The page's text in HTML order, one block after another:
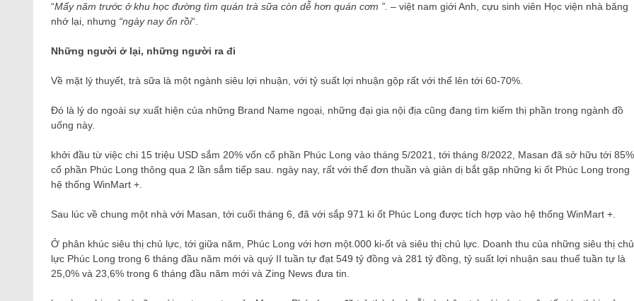
“Mấy năm trước ở khu học đường tìm quán trà sữa còn dễ hơn quán cơm ”. – việt nam giới Anh, cựu sinh viên Học viện nhà băng
nhớ lại, nhưng “ngày nay ổn rồi“.
Những người ở lại, những người ra đi
Về mặt lý thuyết, trà sữa là một ngành siêu lợi nhuận, với tỷ suất lợi nhuận gộp rất với thể lên tới 60-70%.
Đó là lý do ngoài sự xuất hiện của những Brand Name ngoại, những đại gia nội địa cũng đang tìm kiếm thị phần trong ngành đồ
uống này.
khởi đầu từ việc chi 15 triệu USD sắm 20% vốn cổ phần Phúc Long vào tháng 5/2021, tới tháng 8/2022, Masan đã sở hữu tới 85%
cổ phần Phúc Long thông qua 2 lần sắm tiếp sau. ngày nay, rất với thể đơn thuần và giản dị bắt gặp những ki ốt Phúc Long trong
hệ thống WinMart +.
Sau lúc về chung một nhà với Masan, tới cuối tháng 6, đã với sắp 971 ki ốt Phúc Long được tích hợp vào hệ thống WinMart +.
Ở phân khúc siêu thị chủ lực, tới giữa năm, Phúc Long với hơn một.000 ki-ốt và siêu thị chủ lực. Doanh thu của những siêu thị chủ
lực Phúc Long trong 6 tháng đầu năm mới và quý II tuần tự đạt 549 tỷ đồng và 281 tỷ đồng, tỷ suất lợi nhuận sau thuế tuần tự là
25,0% và 23,6% trong 6 tháng đầu năm mới và Zing News đưa tin.